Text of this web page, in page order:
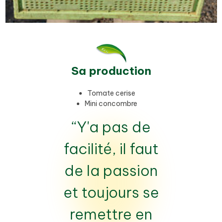
Sa production
Tomate cerise
Mini concombre
“Y'a pas de
facilité, il faut
de la passion
et toujours se
remettre en